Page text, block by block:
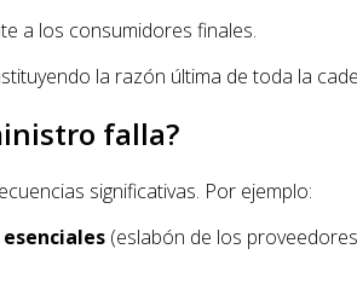
a los consumidores finales.
la razón última de toda la
falla?
significativas. Por ejemplo:
(eslabón de los